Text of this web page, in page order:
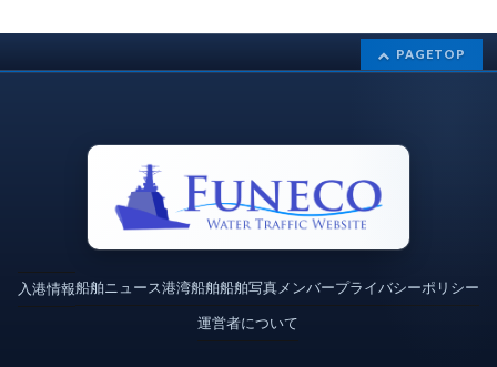
PAGETOP
入港情報船舶ニュース港湾船舶船舶写真メンバープライバシーポリシー
運営者について